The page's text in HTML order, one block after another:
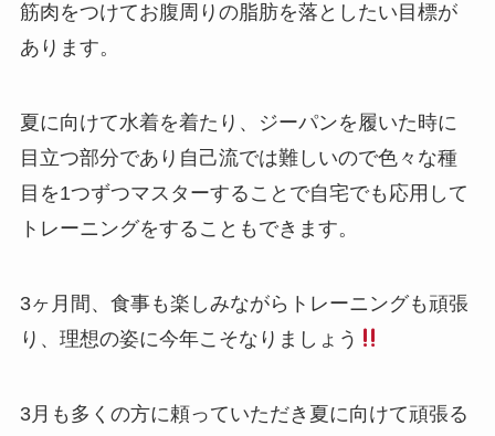
筋肉をつけてお腹周りの脂肪を落としたい目標が
あります。
夏に向けて水着を着たり、ジーパンを履いた時に
目立つ部分であり自己流では難しいので色々な種
目を1つずつマスターすることで自宅でも応用して
トレーニングをすることもできます。
3ヶ月間、食事も楽しみながらトレーニングも頑張
り、理想の姿に今年こそなりましょう
3月も多くの方に頼っていただき夏に向けて頑張る